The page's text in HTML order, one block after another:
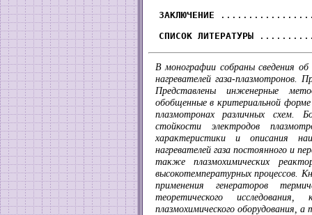
ЗАКЛЮЧЕНИЕ
СПИСОК ЛИТЕРАТУРЫ
В монографии собраны сведения об
нагревателей газа-плазмотронов.
Представлены инженерные
обобщенные в критериальной
плазмотронах различных схем.
стойкости электродов
характеристики и описания
нагревателей газа постоянного и
также плазмохимических
высокотемпературных процессов.
применения генераторов
теоретического исследования,
плазмохимического оборудования,